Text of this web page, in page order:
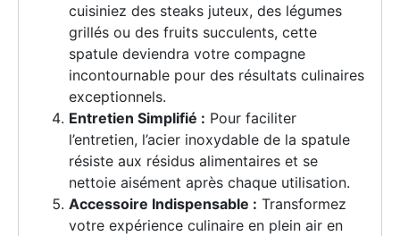
cuisiniez des steaks juteux, des légumes
grillés ou des fruits succulents, cette
spatule deviendra votre compagne
incontournable pour des résultats culinaires
exceptionnels.
Entretien Simplifié : Pour faciliter
l’entretien, l’acier inoxydable de la spatule
résiste aux résidus alimentaires et se
nettoie aisément après chaque utilisation.
Accessoire Indispensable : Transformez
votre expérience culinaire en plein air en